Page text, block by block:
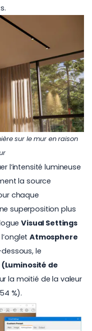
sur le mur en raison
l’intensité lumineuse
la source
chaque
superposition plus
Visual Settings
Atmosphere
le
de
la moitié de la valeur
%).